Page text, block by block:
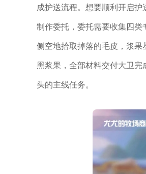
成护送流程。想要顺利开启
制作委托，委托需要收集四
侧空地拾取掉落的毛皮，浆
黑浆果，全部材料交付大卫
头的主线任务。